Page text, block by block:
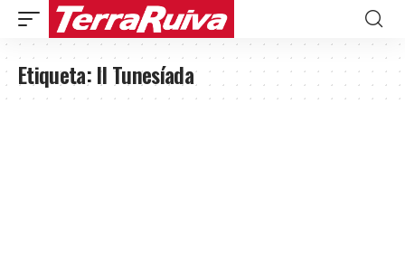
Etiqueta:II Tunesíada